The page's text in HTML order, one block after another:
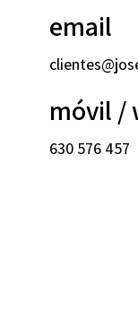
email
móvil /
630 576 457